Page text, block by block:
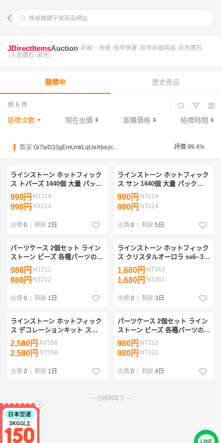
搜尋關鍵字或商品網址
JDirectItemsAuction 彩妝、保健 指甲保養 指甲彩繪用品 彩色寶石
人造鑽石 其他
競標中 歷史商品
共 6 件
競標次數 現在出價 直購價格 結標時間
賣家 Gi7wD33gEmUnkLqUeXbezc22mvzYz 評價 99.4%
ラインストーン ホットフィック
ス トパーズ 1440個 大量 パック
Hotfix ラインストーン
990円 NT214
990円 NT214
出價 0 剩餘 2日
ラインストーン ホットフィック
ス サン 1440個 大量 パック
Hotfix ラインストーン
990円 NT214
990円 NT214
出價 0 剩餘 5日
パーツケース 2個セット ライン
ストーン ビーズ 各種パーツの
分別保管 ネイルパーツケー
ス 送料無料
980円 NT212
980円 NT212
出價 0 剩餘 1日
ラインストーン ホットフィック
ス クリスタルオーロラ ss6~30
2184個 Hotfix ケース付 ハンド
メイド キラキラ 素材 ▼送
料無料▼
1,680円 NT363
1,680円 NT363
出價 0 剩餘 3日
ラインストーン ホットフィック
ス デコレーションキット スト
ーン 1800個 hotfix ラインスト
ーン デコペン ハンドメイド ★
送料無料★
2,580円 NT558
2,580円 NT558
出價 0 剩餘 1日
パーツケース 2個セット ライン
ストーン ビーズ 各種パーツの
分別保管 ★送料無料★
980円 NT212
980円 NT212
出價 0 剩餘 4日
— 已經到底了 —